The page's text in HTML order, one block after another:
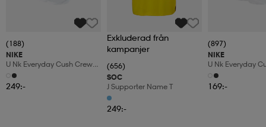
(188)
NIKE
U Nk Everyday Cush Crew
6pr-Bd
249:-
Exkluderad från
kampanjer
(656)
SOC
J Supporter Name T
249:-
(897)
NIKE
U Nk Everyday
3pr
169:-